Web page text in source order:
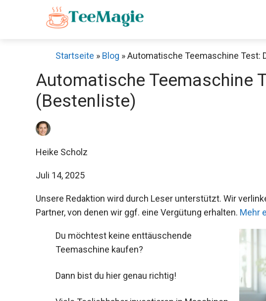
Startseite » Blog »Automatische Teemaschine Test:
Automatische Teemaschine
(Bestenliste)
Heike Scholz
Juli 14, 2025
Unsere Redaktion wird durch Leser unterstützt. Wir
Partner, von denen wir ggf. eine Vergütung erhalten. Mehr
Du möchtest keine enttäuschende
Teemaschine kaufen?
Dann bist du hier genau richtig!